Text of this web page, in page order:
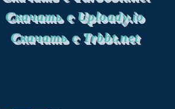
Скачать с Uploady.io
Скачать с Trbbt.net